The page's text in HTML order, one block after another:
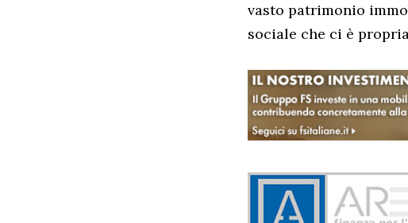
vasto patrimonio
sociale che ci è